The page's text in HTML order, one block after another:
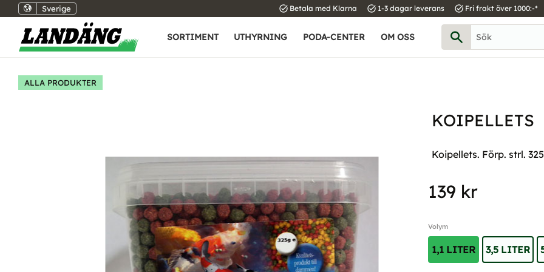
Sverige task_alt Betala med Klarna task_alt 1-3 dagar leverans task_alt Fri frakt över 1000:-*
SORTIMENT UTHYRNING PODA-CENTER OM OSS
ALLA PRODUKTER
KOIPELLETS
Koipellets. Förp. strl.
139 kr
Volym
1,1 LITER 3,5 LITER